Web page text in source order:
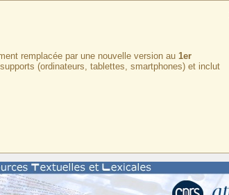
remplacée par une nouvelle version au 1er
(ordinateurs, tablettes, smartphones) et inclut